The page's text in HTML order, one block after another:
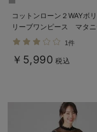
コットンローン２WAYボ
リーブワンピース マタ
乳服【出産後も長く使える
1件
￥5,990 税込